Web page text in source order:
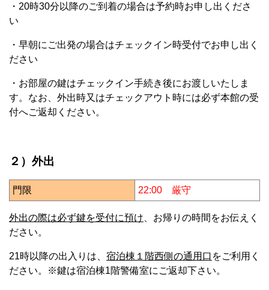
・20時30分以降のご到着の場合は予約時お申し出くださ
い
・早朝にご出発の場合はチェックイン時受付でお申し出く
ださい
・お部屋の鍵はチェックイン手続き後にお渡しいたしま
す。なお、外出時又はチェックアウト時には必ず本館の受
付へご返却ください。
２）外出
門限 22:00 厳守
外出の際は必ず鍵を受付に預け 、お帰りの時間をお伝えく
ださい。
21時以降の出入りは、 宿泊棟１階西側の通用口 をご利用く
ださい。※鍵は宿泊棟1階警備室にご返却下さい。